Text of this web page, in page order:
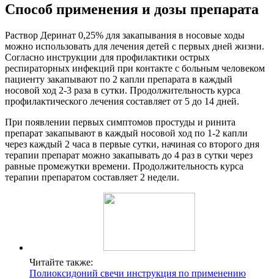
Способ применения и дозы препарата
Раствор Деринат 0,25% для закапывания в носовые ходы
можно использовать для лечения детей с первых дней жизни.
Согласно инструкции для профилактики острых
респираторных инфекций при контакте с больным человеком
пациенту закапывают по 2 капли препарата в каждый
носовой ход 2-3 раза в сутки. Продолжительность курса
профилактического лечения составляет от 5 до 14 дней.
При появлении первых симптомов простуды и ринита
препарат закапывают в каждый носовой ход по 1-2 капли
через каждый 2 часа в первые сутки, начиная со второго дня
терапии препарат можно закапывать до 4 раз в сутки через
равные промежутки времени. Продолжительность курса
терапии препаратом составляет 2 недели.
Читайте также:
Полиоксидоний свечи инструкция по применению